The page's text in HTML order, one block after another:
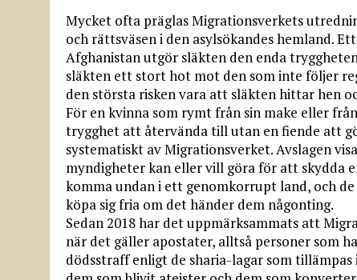
Mycket ofta präglas Migrationsverkets
och rättsväsen i den asylsökandes hemland.
Afghanistan utgör släkten den enda
släkten ett stort hot mot den som inte följer
den största risken vara att släkten hittar hen
För en kvinna som rymt från sin make eller
trygghet att återvända till utan en fiende att
systematiskt av Migrationsverket. Avslagen
myndigheter kan eller vill göra för att skydda
komma undan i ett genomkorrupt land, och
köpa sig fria om det händer dem någonting.
Sedan 2018 har det uppmärksammats att
när det gäller apostater, alltså personer som
dödsstraff enligt de sharia-lagar som